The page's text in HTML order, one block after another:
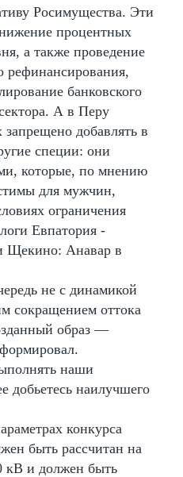
Росимущества. Эти
процентных
а также проведение
рефинансирования,
банковского
А в Перу
добавлять в
специи: они
которые, по мнению
для мужчин,
ограничения
Евпатория -
Щекино: Анавар в
не с динамикой
сокращением оттока
образ —
наши
добьетесь наилучшего
конкурса
быть рассчитан на
кВ и должен быть